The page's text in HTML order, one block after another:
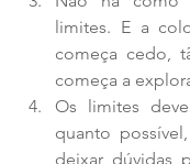
limites. E a
começa cedo,
começa a
Os limites
quanto
deixar dúvidas